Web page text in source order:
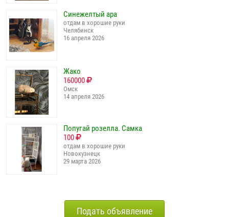
Синежелтый ара
отдам в хорошие руки
Челябинск
16 апреля 2026
Жако
160000
Омск
14 апреля 2026
Попугай розелла. Самка
100
отдам в хорошие руки
Новокузнецк
29 марта 2026
Подать объявление